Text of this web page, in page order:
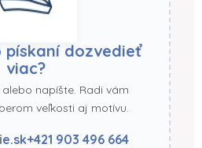
pískaní dozvedieť
viac?
napíšte. Radi vám
veľkosti aj motívu.
+421 903 496 664